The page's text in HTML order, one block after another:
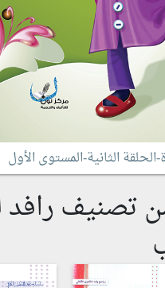
الثانية-المستوى الأول
تصنيف رافد